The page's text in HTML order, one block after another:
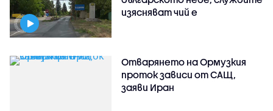
изясняват чий е
Отварянето на Ормузкия
проток зависи от САЩ,
заяви Иран